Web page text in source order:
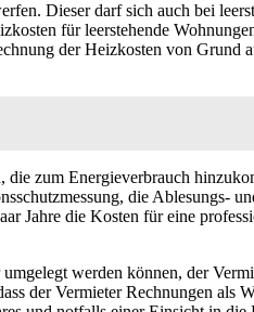
Dieser darf sich auch bei
für leerstehende
der Heizkosten von Grund
die zum Energieverbrauch
die Ablesungs-
Jahre die Kosten für eine
werden können, der
der Vermieter Rechnungen als